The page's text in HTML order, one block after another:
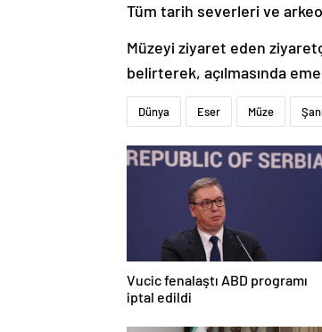
Tüm tarih severleri ve
Müzeyi ziyaret eden
belirterek, açılmasında
Dünya Eser Müze
Vucic fenalaştı ABD programı
iptal edildi